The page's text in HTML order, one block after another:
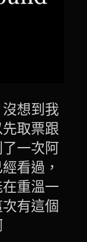
想到我
取票跟
一次阿
看過，
重溫一
有這個